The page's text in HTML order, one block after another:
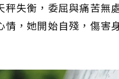
失衡，委屈與痛苦無
，她開始自殘，傷害